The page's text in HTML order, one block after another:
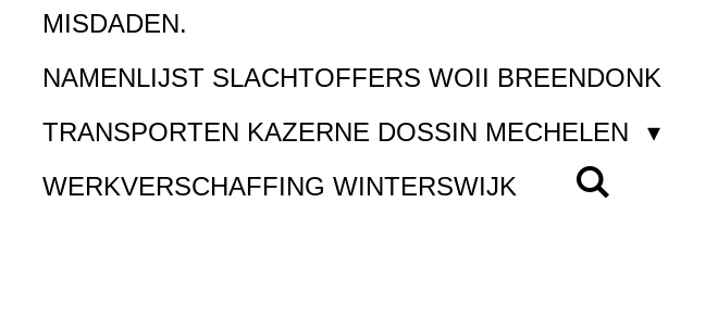
MISDADEN.
NAMENLIJST SLACHTOFFERS WOII BREENDONK
TRANSPORTEN KAZERNE DOSSIN MECHELEN
WERKVERSCHAFFING WINTERSWIJK